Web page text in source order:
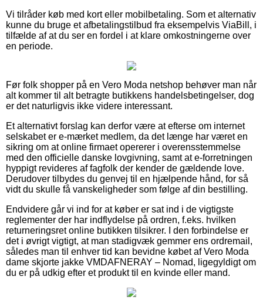
Vi tilråder køb med kort eller mobilbetaling. Som et alternativ
kunne du bruge et afbetalingstilbud fra eksempelvis ViaBill, i
tilfælde af at du ser en fordel i at klare omkostningerne over
en periode.
Før folk shopper på en Vero Moda netshop behøver man når
alt kommer til alt betragte butikkens handelsbetingelser, dog
er det naturligvis ikke videre interessant.
Et alternativt forslag kan derfor være at efterse om internet
selskabet er e-mærket medlem, da det længe har været en
sikring om at online firmaet opererer i overensstemmelse
med den officielle danske lovgivning, samt at e-forretningen
hyppigt revideres af fagfolk der kender de gældende love.
Derudover tilbydes du genvej til en hjælpende hånd, for så
vidt du skulle få vanskeligheder som følge af din bestilling.
Endvidere går vi ind for at køber er sat ind i de vigtigste
reglementer der har indflydelse på ordren, f.eks. hvilken
returneringsret online butikken tilsikrer. I den forbindelse er
det i øvrigt vigtigt, at man stadigvæk gemmer ens ordremail,
således man til enhver tid kan bevidne købet af Vero Moda
dame skjorte jakke VMDAFNERAY – Nomad, ligegyldigt om
du er på udkig efter et produkt til en kvinde eller mand.